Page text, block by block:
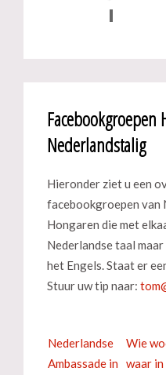
Facebookgroepen
Nederlandstalig
Hieronder ziet u een
facebookgroepen van
Hongaren die met
Nederlandse taal
het Engels. Staat er
Stuur uw tip naar:
Nederlandse
Ambassade in
Wie
waar in